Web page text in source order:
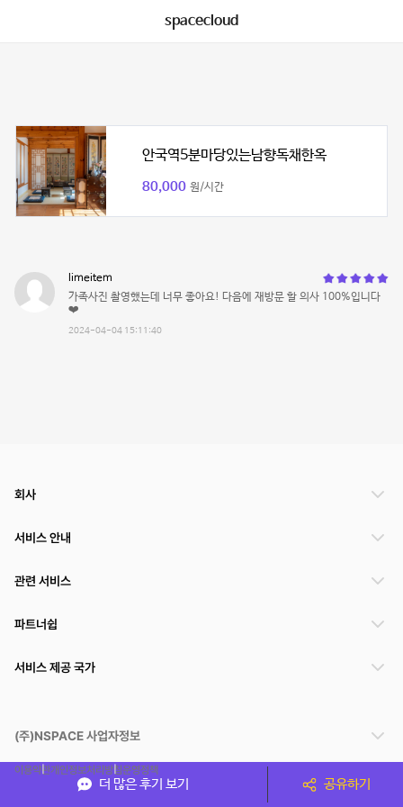
spacecloud
안국역5분마당있는남향독채한옥
80,000 원/시간
limeitem
가족사진 촬영했는데 너무 좋아요! 다음에 재방문 할 의사 100%입니다
❤️
2024-04-04 15:11:40
더 많은 후기 보기 공유하기
회사
서비스 안내
관련 서비스
파트너쉽
서비스 제공 국가
(주)NSPACE 사업자정보
이용약관개인정보처리방침운영정책
스페이스클라우드는 통신판매중개자이며 통신판매의 당사자가 아닙니다. 따라서 스페이스클